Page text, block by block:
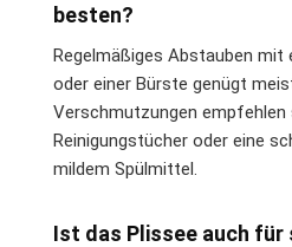
besten?
Regelmäßiges Abstauben mit
oder einer Bürste genügt
Verschmutzungen
Reinigungstücher oder eine
mildem Spülmittel.
Ist das Plissee auch für